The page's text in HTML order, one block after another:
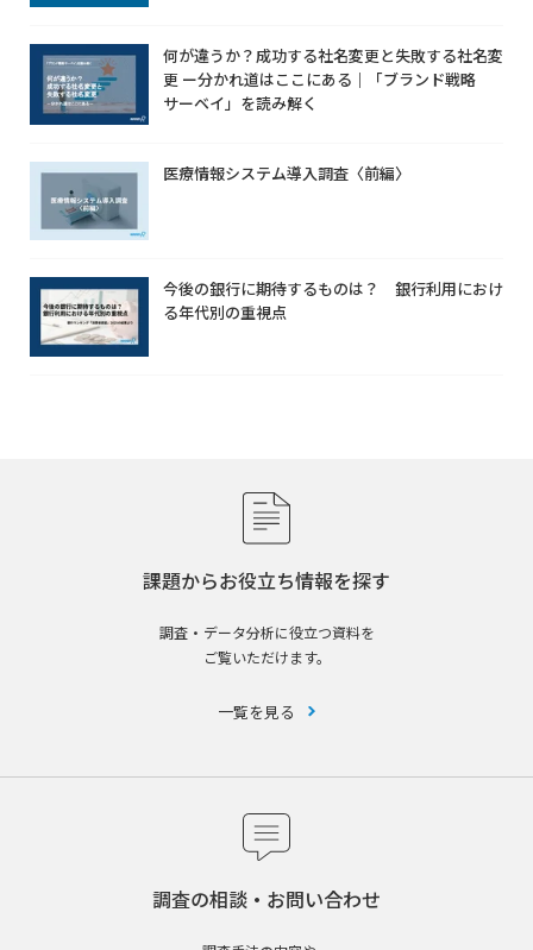
何が違うか？成功する社名変更と失敗する社名変
更 ー分かれ道はここにある｜「ブランド戦略
サーベイ」を読み解く
医療情報システム導入調査〈前編〉
今後の銀行に期待するものは？ 銀行利用におけ
る年代別の重視点
課題からお役立ち情報を探す
調査・データ分析に役立つ資料を
ご覧いただけます。
一覧を見る
調査の相談・お問い合わせ